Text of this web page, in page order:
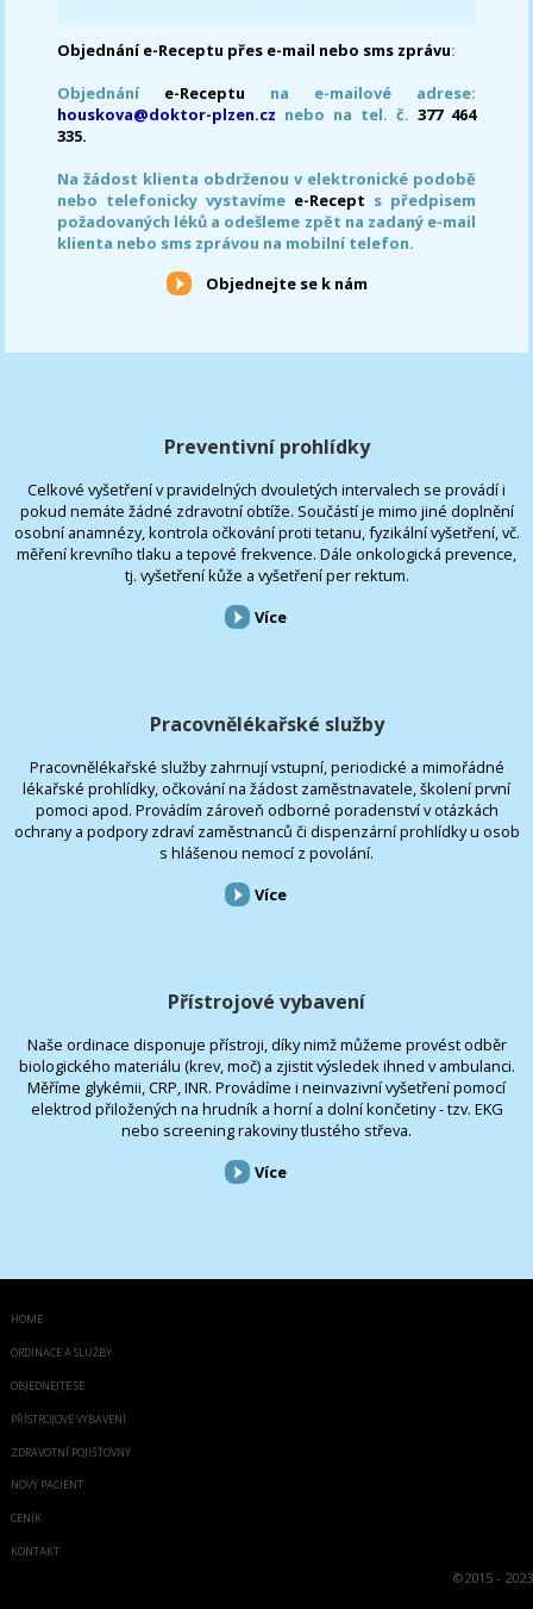
Objednání e-Receptu přes e-mail nebo sms zprávu:
Objednání e-Receptu na e-mailové adrese:
houskova@doktor-plzen.cz nebo na tel. č. 377 464
335.
Na žádost klienta obdrženou v elektronické podobě
nebo telefonicky vystavíme e-Recept s předpisem
požadovaných léků a odešleme zpět na zadaný e-mail
klienta nebo sms zprávou na mobilní telefon.
Objednejte se k nám
Preventivní prohlídky
Celkové vyšetření v pravidelných dvouletých intervalech se provádí i
pokud nemáte žádné zdravotní obtíže. Součástí je mimo jiné doplnění
osobní anamnézy, kontrola očkování proti tetanu, fyzikální vyšetření, vč.
měření krevního tlaku a tepové frekvence. Dále onkologická prevence,
tj. vyšetření kůže a vyšetření per rektum.
Více
Pracovnělékařské služby
Pracovnělékařské služby zahrnují vstupní, periodické a mimořádné
lékařské prohlídky, očkování na žádost zaměstnavatele, školení první
pomoci apod. Provádím zároveň odborné poradenství v otázkách
ochrany a podpory zdraví zaměstnanců či dispenzární prohlídky u osob
s hlášenou nemocí z povolání.
Více
Přístrojové vybavení
Naše ordinace disponuje přístroji, díky nimž můžeme provést odběr
biologického materiálu (krev, moč) a zjistit výsledek ihned v ambulanci.
Měříme glykémii, CRP, INR. Provádíme i neinvazivní vyšetření pomocí
elektrod přiložených na hrudník a horní a dolní končetiny - tzv. EKG
nebo screening rakoviny tlustého střeva.
Více
HOME
ORDINACE A SLUŽBY
OBJEDNEJTE SE
PŘÍSTROJOVÉ VYBAVENÍ
ZDRAVOTNÍ POJIŠŤOVNY
NOVÝ PACIENT
CENÍK
KONTAKT
©2015 - 2023